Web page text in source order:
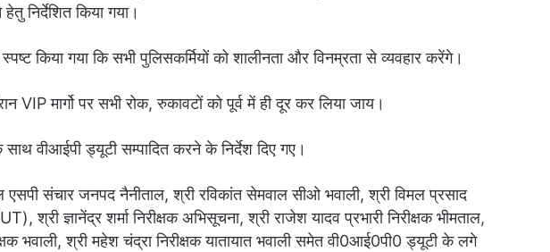
निर्देशित किया गया।
किया गया कि सभी पुलिसकर्मियों को शालीनता और विनम्रता से व्यवहार करेंगे।
VIP मार्गो पर सभी रोक, रुकावटों को पूर्व में ही दूर कर लिया जाय।
वीआईपी ड्यूटी सम्पादित करने के निर्देश दिए गए।
एसपी संचार जनपद नैनीताल, श्री रविकांत सेमवाल सीओ भवाली, श्री विमल प्रसाद
ज्ञानेंद्र शर्मा निरीक्षक अभिसूचना, श्री राजेश यादव प्रभारी निरीक्षक भीमताल,
भवाली, श्री महेश चंद्रा निरीक्षक यातायात भवाली समेत वी0आई0पी0 ड्यूटी के लगे